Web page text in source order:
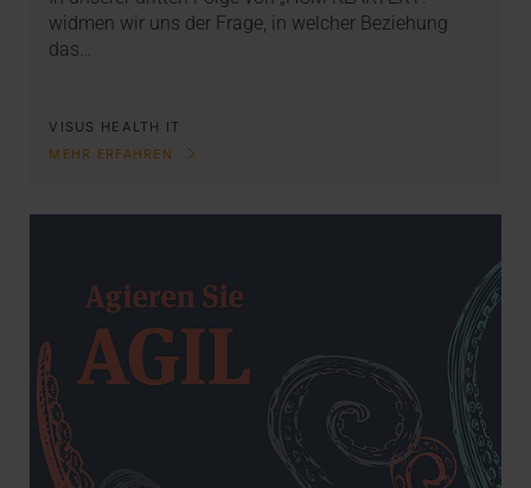
widmen wir uns der Frage, in welcher Beziehung
das…
VISUS HEALTH IT
MEHR ERFAHREN